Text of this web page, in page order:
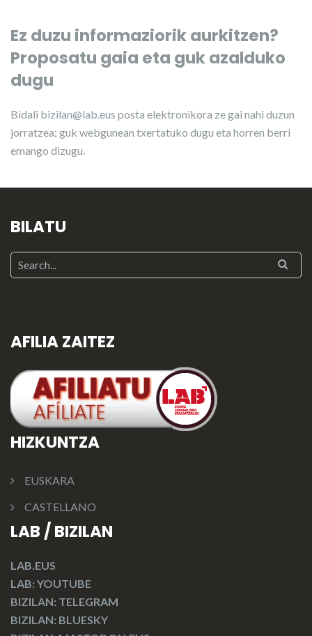
Ez duzu informaziorik aurkitzen?
Proposatu gaia eta guk azalduko
dugu
Bidali bizilan@lab.eus posta elektronikora ze gai nahi duzun
jorratzea; guk webgunean txertatuko dugu eta horren berri
emango dizugu.
BILATU
AFILIA ZAITEZ
HIZKUNTZA
EUSKARA
CASTELLANO
LAB / BIZILAN
LAB.EUS
LAB: YOUTUBE
BIZILAN: TELEGRAM
BIZILAN: BLUESKY